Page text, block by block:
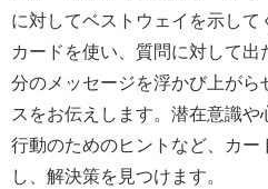
に対してベストウェイを示して
カードを使い、質問に対して出
分のメッセージを浮かび上がら
スをお伝えします。潜在意識
行動のためのヒントなど、カー
し、解決策を見つけます。